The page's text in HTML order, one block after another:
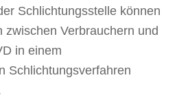
Schlichtungsstelle können
zwischen Verbrauchern und
in einem
Schlichtungsverfahren